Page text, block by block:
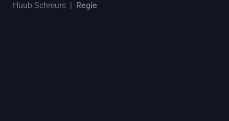
Huub Schreurs | Regie